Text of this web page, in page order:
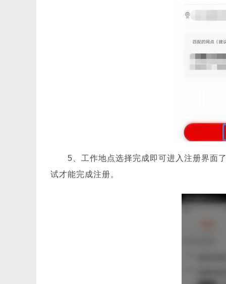
5、工作地点选择完成即可进入注册界面
试才能完成注册。